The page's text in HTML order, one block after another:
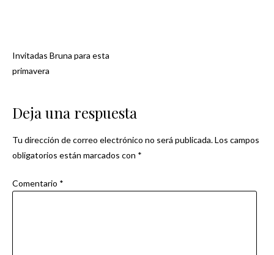
Navegación
Invitadas Bruna para esta
primavera
Deja una respuesta
Tu dirección de correo electrónico no será publicada.Los campos
obligatorios están marcados con *
Comentario *